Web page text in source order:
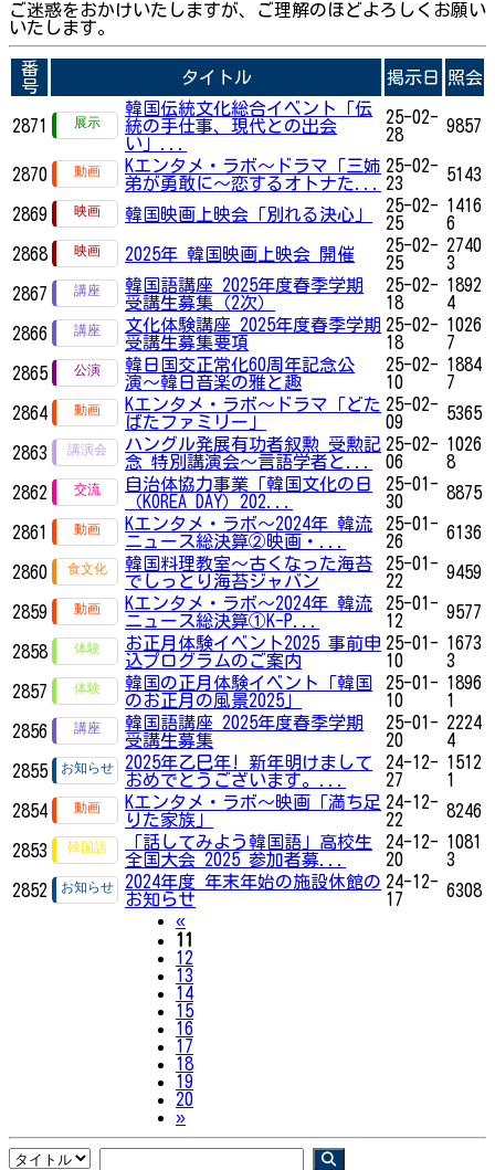
ご迷惑をおかけいたしますが、ご理解のほどよろしくお願い
いたします。
番
号
タイトル 掲示日 照会
2871
韓国伝統文化総合イベント「伝
統の手仕事、現代との出会
い」...
25-02-
28
9857
2870
Kエンタメ・ラボ～ドラマ「三姉
弟が勇敢に～恋するオトナた...
25-02-
23
5143
2869 韓国映画上映会「別れる決心」
25-02-
25
1416
6
2868
2025年 韓国映画上映会 開催
25-02-
25
2740
3
2867
韓国語講座 2025年度春季学期
受講生募集（2次）
25-02-
18
1892
4
2866
文化体験講座 2025年度春季学期
受講生募集要項
25-02-
18
1026
7
2865
韓日国交正常化60周年記念公
演〜韓日音楽の雅と趣
25-02-
10
1884
7
2864
Kエンタメ・ラボ～ドラマ「どた
ばたファミリー」
25-02-
09
5365
2863
ハングル発展有功者叙勲 受勲記
念 特別講演会〜言語学者と...
25-02-
06
1026
8
2862
自治体協力事業「韓国文化の日
（KOREA DAY）202...
25-01-
30
8875
2861
Kエンタメ・ラボ～2024年 韓流
ニュース総決算②映画・...
25-01-
26
6136
2860
韓国料理教室～古くなった海苔
でしっとり海苔ジャバン
25-01-
22
9459
2859
Kエンタメ・ラボ～2024年 韓流
ニュース総決算①K-P...
25-01-
12
9577
2858
お正月体験イベント2025 事前申
込プログラムのご案内
25-01-
10
1673
3
2857
韓国の正月体験イベント「韓国
のお正月の風景2025」
25-01-
10
1896
1
2856
韓国語講座 2025年度春季学期
受講生募集
25-01-
20
2224
4
2855
2025年乙巳年! 新年明けまして
おめでとうございます。...
24-12-
27
1512
1
2854
Kエンタメ・ラボ～映画「満ち足
りた家族」
24-12-
22
8246
2853
「話してみよう韓国語」高校生
全国大会 2025 参加者募...
24-12-
20
1081
3
2852
2024年度 年末年始の施設休館の
お知らせ
24-12-
17
6308
«Previous
11
12
13
14
15
16
17
18
19
20
»Next